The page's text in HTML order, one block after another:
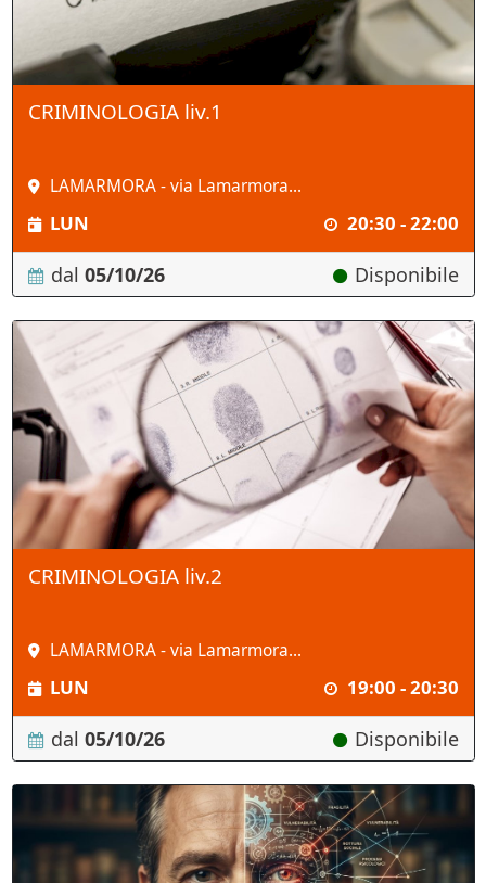
CRIMINOLOGIA liv.1
LAMARMORA - via Lamarmora...
LUN 20:30 - 22:00
dal 05/10/26 Disponibile
CRIMINOLOGIA liv.2
LAMARMORA - via Lamarmora...
LUN 19:00 - 20:30
dal 05/10/26 Disponibile